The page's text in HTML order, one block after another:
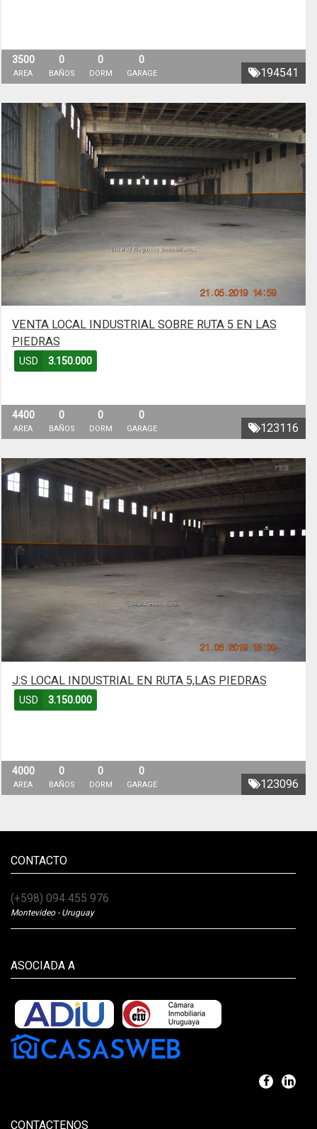
194541
3500
AREA
0
BAÑOS
0
DORM
0
GARAGE
123116
VENTA LOCAL INDUSTRIAL SOBRE RUTA 5 EN LAS
PIEDRAS
USD 3.150.000
4400
AREA
0
BAÑOS
0
DORM
0
GARAGE
123096
J:S LOCAL INDUSTRIAL EN RUTA 5,LAS PIEDRAS
USD 3.150.000
4000
AREA
0
BAÑOS
0
DORM
0
GARAGE
CONTACTO
(+598) 094 455 976
Montevideo - Uruguay
ASOCIADA A
CONTACTENOS